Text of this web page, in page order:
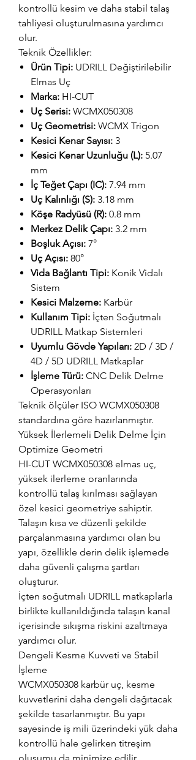
kontrollü kesim ve daha stabil talaş
tahliyesi oluşturulmasına yardımcı
olur.
Teknik Özellikler:
Ürün Tipi: UDRILL Değiştirilebilir
Elmas Uç
Marka: HI-CUT
Uç Serisi: WCMX050308
Uç Geometrisi: WCMX Trigon
Kesici Kenar Sayısı: 3
Kesici Kenar Uzunluğu (L): 5.07
mm
İç Teğet Çapı (IC): 7.94 mm
Uç Kalınlığı (S): 3.18 mm
Köşe Radyüsü (R): 0.8 mm
Merkez Delik Çapı: 3.2 mm
Boşluk Açısı: 7°
Uç Açısı: 80°
Vida Bağlantı Tipi: Konik Vidalı
Sistem
Kesici Malzeme: Karbür
Kullanım Tipi: İçten Soğutmalı
UDRILL Matkap Sistemleri
Uyumlu Gövde Yapıları: 2D / 3D /
4D / 5D UDRILL Matkaplar
İşleme Türü: CNC Delik Delme
Operasyonları
Teknik ölçüler ISO WCMX050308
standardına göre hazırlanmıştır.
Yüksek İlerlemeli Delik Delme İçin
Optimize Geometri
HI-CUT WCMX050308 elmas uç,
yüksek ilerleme oranlarında
kontrollü talaş kırılması sağlayan
özel kesici geometriye sahiptir.
Talaşın kısa ve düzenli şekilde
parçalanmasına yardımcı olan bu
yapı, özellikle derin delik işlemede
daha güvenli çalışma şartları
oluşturur.
İçten soğutmalı UDRILL matkaplarla
birlikte kullanıldığında talaşın kanal
içerisinde sıkışma riskini azaltmaya
yardımcı olur.
Dengeli Kesme Kuvveti ve Stabil
İşleme
WCMX050308 karbür uç, kesme
kuvvetlerini daha dengeli dağıtacak
şekilde tasarlanmıştır. Bu yapı
sayesinde iş mili üzerindeki yük daha
kontrollü hale gelirken titreşim
oluşumu da minimize edilir.